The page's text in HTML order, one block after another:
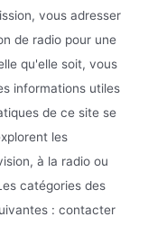
vous adresser
de radio pour une
qu'elle soit, vous
informations utiles
de ce site se
les
à la radio ou
catégories des
: contacter